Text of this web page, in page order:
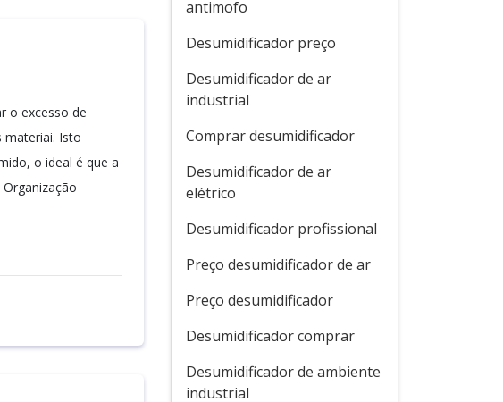
o excesso de
materiai. Isto
o ideal é que a
antimofo
Desumidificador preço
Desumidificador de ar
industrial
Comprar desumidificador
Desumidificador de ar
elétrico
Desumidificador profissional
Preço desumidificador de ar
Preço desumidificador
Desumidificador comprar
Desumidificador de ambiente
industrial